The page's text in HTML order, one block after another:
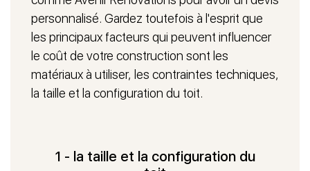
de pierres naturelles, etc. Vous pouvez aussi le
végétaliser avec l'installation d'un jardin, de fleurs,
d'arbustes, d'une pelouse…
Quant au toit non accessible, il comprend une
structure simple et une couche d'étanchéité.
prévu de l'intérieur de la maison. Vous pouvez
personnalisé. Gardez toutefois à l'esprit que
les principaux facteurs qui peuvent influencer
le coût de votre construction sont les
matériaux à utiliser, les contraintes techniques,
la taille et la configuration du toit.
1 - la taille et la configuration du